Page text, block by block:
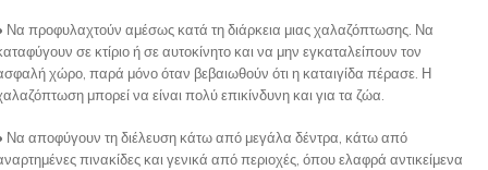
Να προφυλαχτούν αμέσως κατά τη διάρκεια μιας χαλαζόπτωσης. Να
σε κτίριο ή σε αυτοκίνητο και να μην εγκαταλείπουν τον
χώρο, παρά μόνο όταν βεβαιωθούν ότι η καταιγίδα πέρασε. Η
μπορεί να είναι πολύ επικίνδυνη και για τα ζώα.
Να αποφύγουν τη διέλευση κάτω από μεγάλα δέντρα, κάτω από
πινακίδες και γενικά από περιοχές, όπου ελαφρά αντικείμενα